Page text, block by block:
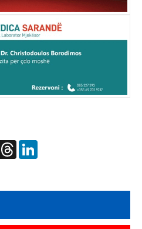
Threads